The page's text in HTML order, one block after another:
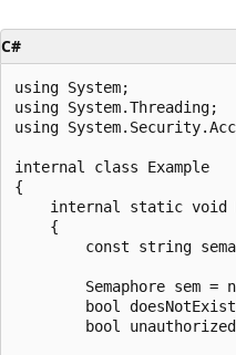
C#
using System;
using System.Threading;
using
internal class Example
{
internal static void
    {
const string
Semaphore sem =
bool
bool